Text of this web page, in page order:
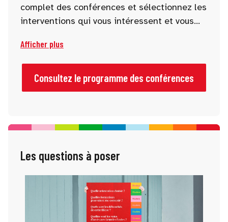
complet des conférences et sélectionnez les
interventions qui vous intéressent et vous
Afficher plus
Consultez le programme des conférences
Les questions à poser